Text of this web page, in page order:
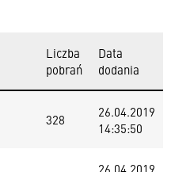
Liczba
pobrań
Data
dodania
328
26.04.2019
14:35:50
26.04.2019